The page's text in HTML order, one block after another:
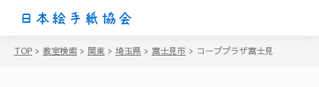
日本絵手紙協会
TOP > 教室検索 > 関東 > 埼玉県 > 富士見市 > コーププラザ富士見